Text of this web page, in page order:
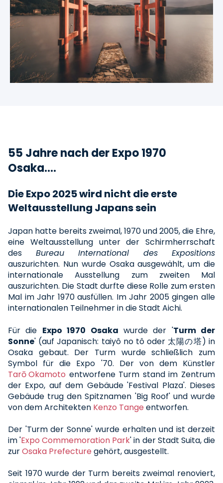
55 Jahre nach der Expo 1970
Osaka....
Die Expo 2025 wird nicht die erste
Weltausstellung Japans sein
Japan hatte bereits zweimal, 1970 und 2005, die Ehre,
eine Weltausstellung unter der Schirmherrschaft
des Bureau International des Expositions
auszurichten. Nun wurde Osaka ausgewählt, um die
internationale Ausstellung zum zweiten Mal
auszurichten. Die Stadt durfte diese Rolle zum ersten
Mal im Jahr 1970 ausfüllen. Im Jahr 2005 gingen alle
internationalen Teilnehmer in die Stadt Aichi.
Für die Expo 1970 Osaka wurde der 'Turm der
Sonne' (auf Japanisch: taiyô no tô oder 太陽の塔) in
Osaka gebaut. Der Turm wurde schließlich zum
Symbol für die Expo '70. Der von dem Künstler
Tarō Okamoto entworfene Turm stand im Zentrum
der Expo, auf dem Gebäude 'Festival Plaza'. Dieses
Gebäude trug den Spitznamen 'Big Roof' und wurde
von dem Architekten Kenzo Tange entworfen.
Der 'Turm der Sonne' wurde erhalten und ist derzeit
im 'Expo Commemoration Park' in der Stadt Suita, die
zurOsaka Prefecture gehört, ausgestellt.
Seit 1970 wurde der Turm bereits zweimal renoviert,